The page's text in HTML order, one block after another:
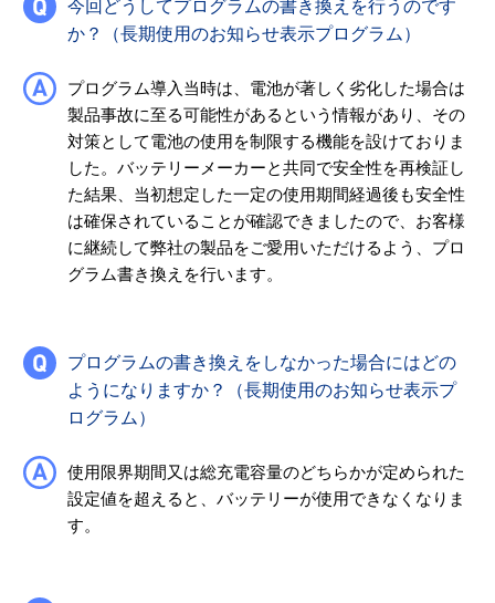
今回どうしてプログラムの書き換えを行うのです
か？（長期使用のお知らせ表示プログラム）
プログラム導入当時は、電池が著しく劣化した場合は
製品事故に至る可能性があるという情報があり、その
対策として電池の使用を制限する機能を設けておりま
した。バッテリーメーカーと共同で安全性を再検証し
た結果、当初想定した一定の使用期間経過後も安全性
は確保されていることが確認できましたので、お客様
に継続して弊社の製品をご愛用いただけるよう、プロ
グラム書き換えを行います。
プログラムの書き換えをしなかった場合にはどの
ようになりますか？（長期使用のお知らせ表示プ
ログラム）
使用限界期間又は総充電容量のどちらかが定められた
設定値を超えると、バッテリーが使用できなくなりま
す。